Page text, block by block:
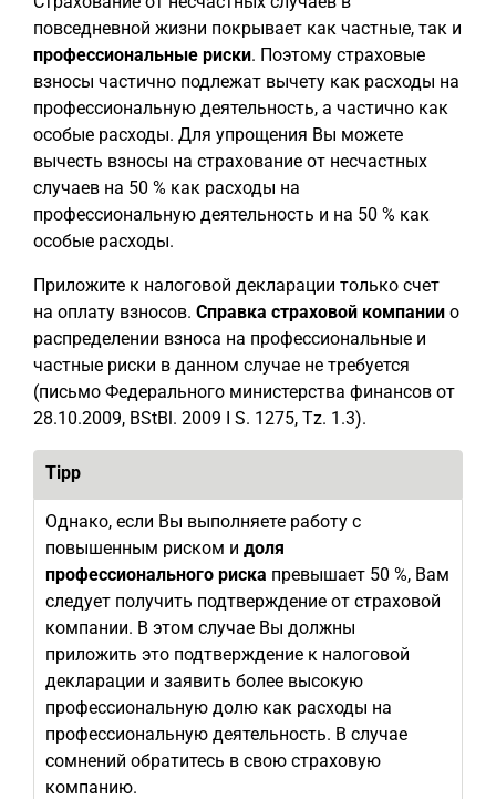
повседневной жизни покрывает как частные, так и
профессиональные риски. Поэтому страховые
взносы частично подлежат вычету как расходы на
профессиональную деятельность, а частично как
особые расходы. Для упрощения Вы можете
вычесть взносы на страхование от несчастных
случаев на 50 % как расходы на
профессиональную деятельность и на 50 % как
особые расходы.
Приложите к налоговой декларации только счет
на оплату взносов. Справка страховой компании о
распределении взноса на профессиональные и
частные риски в данном случае не требуется
(письмо Федерального министерства финансов от
28.10.2009, BStBl. 2009 I S. 1275, Tz. 1.3).
Tipp
Однако, если Вы выполняете работу с
повышенным риском и доля
профессионального риска превышает 50 %, Вам
следует получить подтверждение от страховой
компании. В этом случае Вы должны
приложить это подтверждение к налоговой
декларации и заявить более высокую
профессиональную долю как расходы на
профессиональную деятельность. В случае
сомнений обратитесь в свою страховую
компанию.